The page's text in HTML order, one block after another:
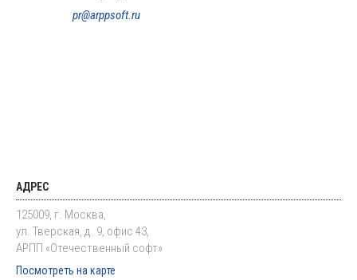
pr@arppsoft.ru
АДРЕС
125009, г. Москва,
ул. Тверская, д. 9, офис 43,
АРПП «Отечественный софт»
Посмотреть на карте